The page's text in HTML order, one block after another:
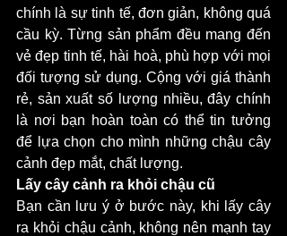
chính là sự tinh tế, đơn giản, không quá
cầu kỳ. Từng sản phẩm đều mang đến
vẻ đẹp tinh tế, hài hoà, phù hợp với mọi
đối tượng sử dụng. Cộng với giá thành
rẻ, sản xuất số lượng nhiều, đây chính
là nơi bạn hoàn toàn có thể tin tưởng
để lựa chọn cho mình những chậu cây
cảnh đẹp mắt, chất lượng.
Lấy cây cảnh ra khỏi chậu cũ
Bạn cần lưu ý ở bước này, khi lấy cây
ra khỏi chậu cảnh, không nên mạnh tay